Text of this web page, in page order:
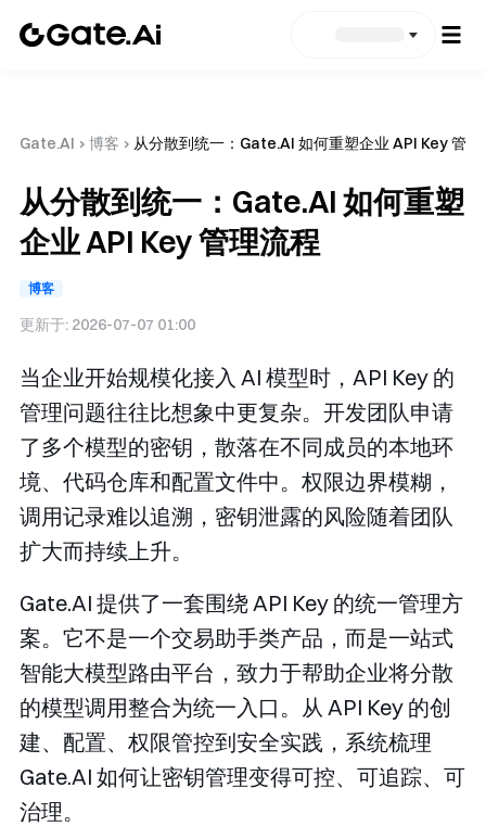
Gate.AI › 博客 › 从分散到统一：Gate.AI 如何重塑企业 API Key 管理
从分散到统一：Gate.AI 如何重塑
企业 API Key 管理流程
博客
更新于: 2026-07-07 01:00
当企业开始规模化接入 AI 模型时，API Key 的
管理问题往往比想象中更复杂。开发团队申请
了多个模型的密钥，散落在不同成员的本地环
境、代码仓库和配置文件中。权限边界模糊，
调用记录难以追溯，密钥泄露的风险随着团队
扩大而持续上升。
Gate.AI 提供了一套围绕 API Key 的统一管理方
案。它不是一个交易助手类产品，而是一站式
智能大模型路由平台，致力于帮助企业将分散
的模型调用整合为统一入口。从 API Key 的创
建、配置、权限管控到安全实践，系统梳理
Gate.AI 如何让密钥管理变得可控、可追踪、可
治理。